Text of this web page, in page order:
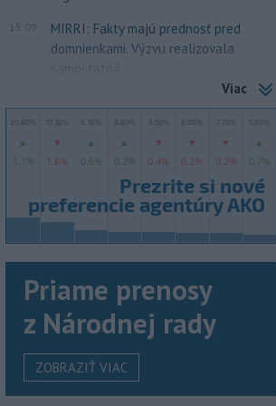
15:09
MIRRI: Fakty majú prednosť pred
domnienkami. Výzvu realizovala
samostatná...
Viac
Priame prenosy
z Národnej rady
ZOBRAZIŤ VIAC